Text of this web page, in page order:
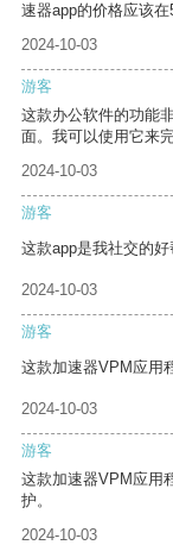
速器app的价格应该在
2024-10-03
游客
这款办公软件的功能
面。我可以使用它来
2024-10-03
游客
这款app是我社交的
2024-10-03
游客
这款加速器VPM应用
2024-10-03
游客
这款加速器VPM应用
护。
2024-10-03